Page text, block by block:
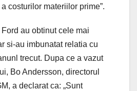
costurilor materiilor prime”.
au obtinut cele mai
si-au imbunatat relatia cu
trecut. Dupa ce a vazut
Bo Andersson, directorul
a declarat ca: „Sunt